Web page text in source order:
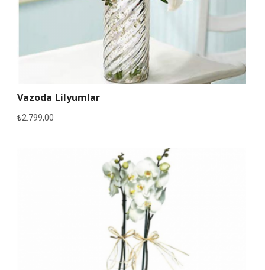
Vazoda Lilyumlar
₺2.799,00